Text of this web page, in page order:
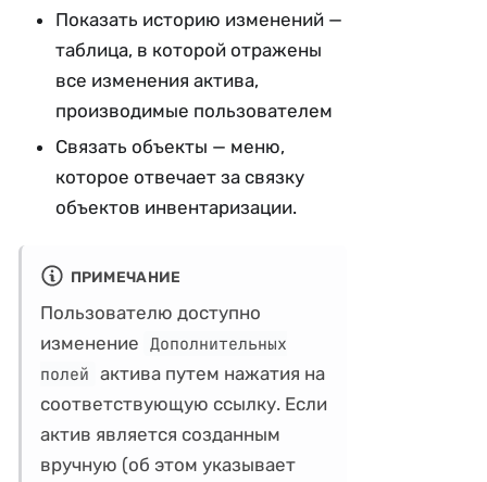
Показать историю изменений —
таблица, в которой отражены
все изменения актива,
производимые пользователем
Связать объекты — меню,
которое отвечает за связку
объектов инвентаризации.
ПРИМЕЧАНИЕ
Пользователю доступно
изменение Дополнительных
полей актива путем нажатия на
соответствующую ссылку. Если
актив является созданным
вручную (об этом указывает